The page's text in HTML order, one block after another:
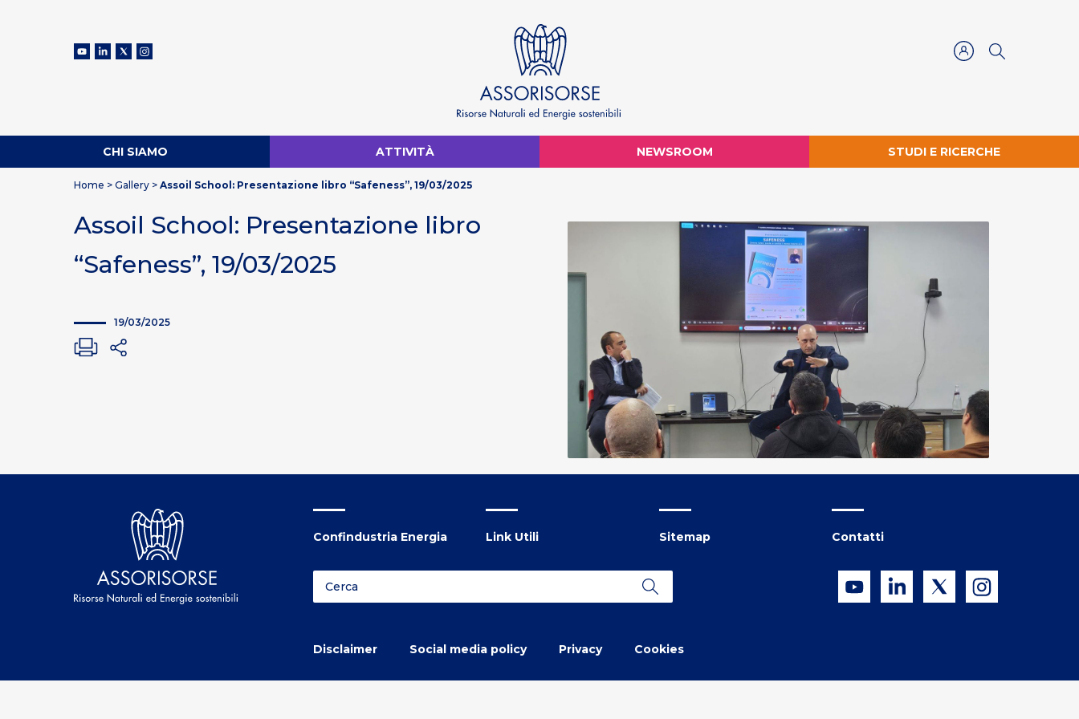
CHI SIAMO ATTIVITÀ NEWSROOM STUDI E RICERCHE
Home > Gallery > Assoil School: Presentazione libro “Safeness”, 19/03/2025
Assoil School: Presentazione libro
“Safeness”, 19/03/2025
19/03/2025
Confindustria Energia Link Utili Sitemap Contatti
Disclaimer Social media policy Privacy Cookies